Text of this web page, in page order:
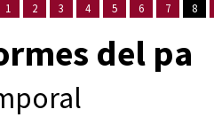
1
2
3
4
5
6
7
8
del pa